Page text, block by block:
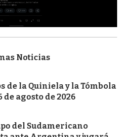
Noticias
de la Quiniela y la Tómbola
agosto de 2026
del Sudamericano